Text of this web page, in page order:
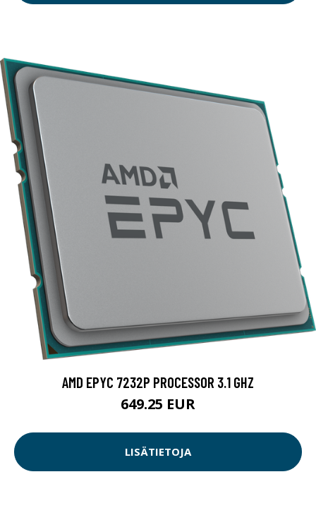
AMD EPYC 7232P PROCESSOR 3.1 GHZ
649.25 EUR
LISÄTIETOJA